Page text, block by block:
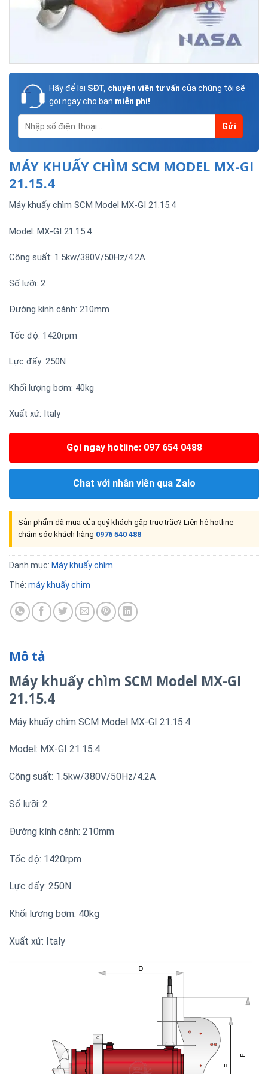
Hãy để lại SĐT, chuyên viên tư vấn của chúng tôi sẽ
gọi ngay cho bạn miễn phí!
MÁY KHUẤY CHÌM SCM MODEL MX-GI
21.15.4
Máy khuấy chìm SCM Model MX-GI 21.15.4
Model: MX-GI 21.15.4
Công suất: 1.5kw/380V/50Hz/4.2A
Số lưỡi: 2
Đường kính cánh: 210mm
Tốc độ: 1420rpm
Lực đẩy: 250N
Khối lượng bơm: 40kg
Xuất xứ: Italy
Gọi ngay hotline: 097 654 0488
Chat với nhân viên qua Zalo
Sản phẩm đã mua của quý khách gặp trục trặc? Liên hệ hotline
chăm sóc khách hàng 0976 540 488
Danh mục: Máy khuấy chìm
Thẻ: máy khuấy chim
Mô tả
Máy khuấy chìm SCM Model MX-GI
21.15.4
Máy khuấy chìm SCM Model MX-GI 21.15.4
Model: MX-GI 21.15.4
Công suất: 1.5kw/380V/50Hz/4.2A
Số lưỡi: 2
Đường kính cánh: 210mm
Tốc độ: 1420rpm
Lực đẩy: 250N
Khối lượng bơm: 40kg
Xuất xứ: Italy